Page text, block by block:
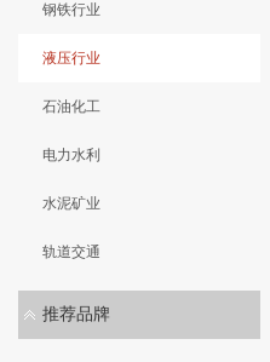
钢铁行业
液压行业
石油化工
电力水利
水泥矿业
轨道交通
推荐品牌